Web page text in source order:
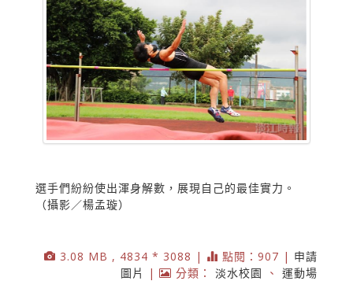
選手們紛紛使出渾身解數，展現自己的最佳實力。
（攝影／楊孟璇）
3.08 MB , 4834 * 3088 | 點閱：907 | 申請
圖片
| 分類： 淡水校園 、 運動場